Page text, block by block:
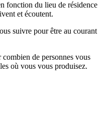
fonction du lieu de résidence
et écoutent.
suivre pour être au courant
de personnes vous
où vous vous produisez.